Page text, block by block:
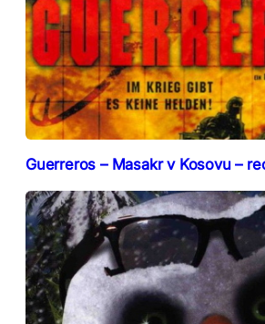
Guerreros – Masakr v Kosovu –